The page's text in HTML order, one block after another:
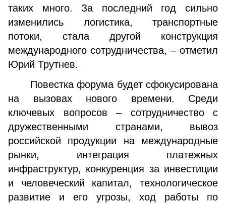
таких много. За последний год сильно
изменились логистика, транспортные
потоки, стала другой конструкция
международного сотрудничества, – отметил
Юрий Трутнев.
Повестка форума будет сфокусирована
на вызовах нового времени. Среди
ключевых вопросов – сотрудничество с
дружественными странами, вывоз
российской продукции на международные
рынки, интеграция платежных
инфраструктур, конкуренция за инвестиции
и человеческий капитал, технологическое
развитие и его угрозы, ход работы по